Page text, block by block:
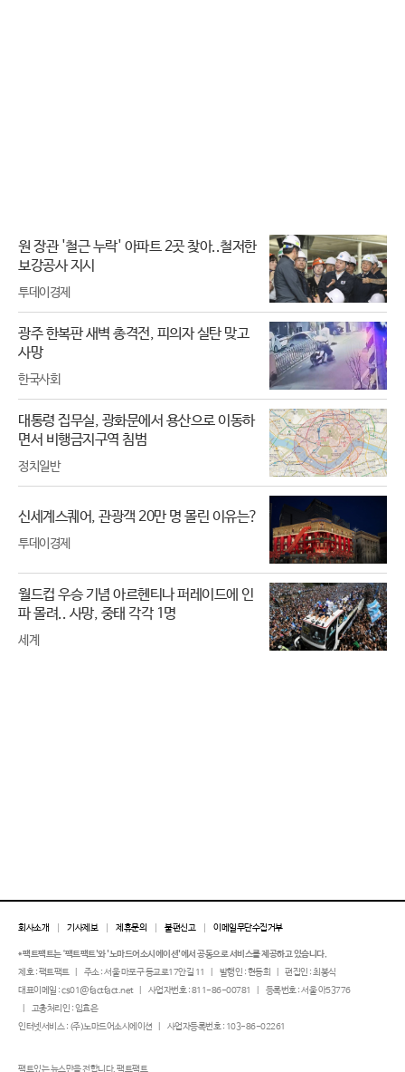
원 장관 '철근 누락' 아파트 2곳 찾아..철저한
보강공사 지시
투데이경제
광주 한복판 새벽 총격전, 피의자 실탄 맞고
사망
한국사회
대통령 집무실, 광화문에서 용산으로 이동하
면서 비행금지구역 침범
정치일반
신세계스퀘어, 관광객 20만 명 몰린 이유는?
투데이경제
월드컵 우승 기념 아르헨티나 퍼레이드에 인
파 몰려.. 사망, 중태 각각 1명
세계
회사소개 기사제보 제휴문의 불편신고 이메일무단수집거부
* 팩트팩트는 ‘팩트팩트'와 '노마드어소시에이션'에서 공동으로 서비스를 제공하고 있습니다.
제호 : 팩트팩트
주소 : 서울 마포구 동교로17안길 11 발행인 : 현동희
편집인 : 최봉식
대표이메일 : cs01@factfact.net
사업자번호 : 811-86-00781
등록번호 : 서울 아53776
고충처리인 : 임효은
인터넷서비스 : (주)노마드어소시에이션
사업자등록번호 : 103-86-02261
팩트있는 뉴스만을 전합니다. 팩트팩트